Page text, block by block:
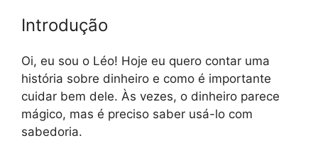
Introdução
Oi, eu sou o Léo! Hoje eu quero contar uma
história sobre dinheiro e como é importante
cuidar bem dele. Às vezes, o dinheiro parece
mágico, mas é preciso saber usá-lo com
sabedoria.